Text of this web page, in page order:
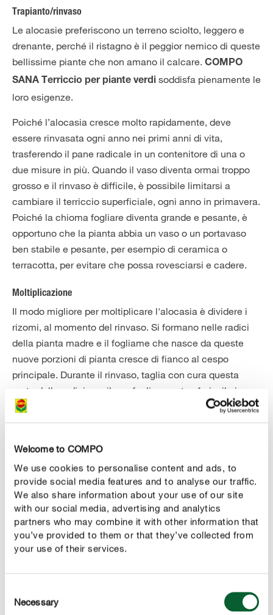
Welcome to COMPO
We use cookies to personalise content and ads, to
provide social media features and to analyse our traffic.
We also share information about your use of our site
with our social media, advertising and analytics
partners who may combine it with other information that
you’ve provided to them or that they’ve collected from
your use of their services.
Selection
Necessary
Trapianto/rinvaso
Le alocasie preferiscono un terreno sciolto, leggero e
drenante, perché il ristagno è il peggior nemico di queste
bellissime piante che non amano il calcare. COMPO
SANA Terriccio per piante verdi soddisfa pienamente le
loro esigenze.
Poiché l’alocasia cresce molto rapidamente, deve
essere rinvasata ogni anno nei primi anni di vita,
trasferendo il pane radicale in un contenitore di una o
due misure in più. Quando il vaso diventa ormai troppo
grosso e il rinvaso è difficile, è possibile limitarsi a
cambiare il terriccio superficiale, ogni anno in primavera.
Poiché la chioma fogliare diventa grande e pesante, è
opportuno che la pianta abbia un vaso o un portavaso
ben stabile e pesante, per esempio di ceramica o
terracotta, per evitare che possa rovesciarsi e cadere.
Moltiplicazione
Il modo migliore per moltiplicare l'alocasia è dividere i
rizomi, al momento del rinvaso. Si formano nelle radici
della pianta madre e il fogliame che nasce da queste
nuove porzioni di pianta cresce di fianco al cespo
principale. Durante il rinvaso, taglia con cura questa
parte delle radici con il suo fogliame e trasferiscile in un
nuovo vaso. Assicurati che le radici rimaste non vengano
dipenderà l’attecchimento e lo sviluppo. Posiziona la
nuova pianta che hai ottenuto in un luogo luminoso e
mantieni il terreno leggermente umido.
bambini e animali domestici e indossa i